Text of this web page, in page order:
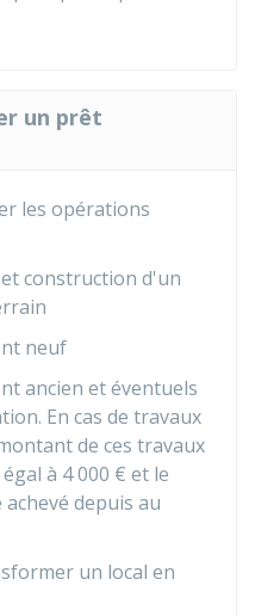
un prêt
les opérations
construction d'un
neuf
ancien et éventuels
En cas de travaux
de ces travaux
à 4 000 € et le
depuis au
un local en